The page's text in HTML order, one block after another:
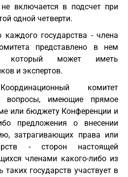
включается в подсчет при
одной четверти.
каждого государства - члена
представлено в нем
который может иметь
и экспертов.
комитет
вопросы, имеющие прямое
или бюджету Конференции и
предложения о внесении
затрагивающих права или
- сторон настоящей
членами какого-либо из
таких государств участвует в